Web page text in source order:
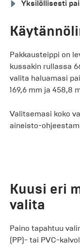
Yksilöllisesti
Pakkausteippi on
kussakin rullassa
valita haluamasi
169,6 mm ja 458,8
Valitsemasi koko
aineisto-
Kuusi eri
valita
Paino tapahtuu
(PP)- tai PVC-